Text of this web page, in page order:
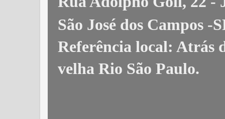
São José dos Campos -
Referência local: Atrás
velha Rio São Paulo.